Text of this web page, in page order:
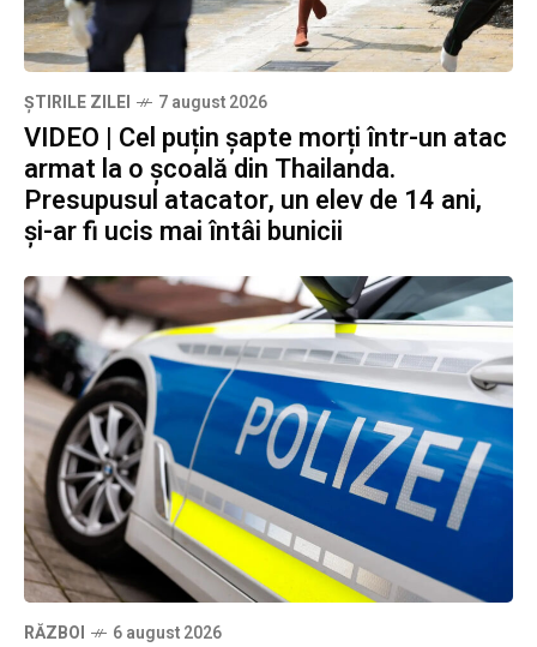
ȘTIRILE ZILEI 7 august 2026
VIDEO | Cel puțin șapte morți într-un atac
armat la o școală din Thailanda.
Presupusul atacator, un elev de 14 ani,
și-ar fi ucis mai întâi bunicii
RĂZBOI 6 august 2026